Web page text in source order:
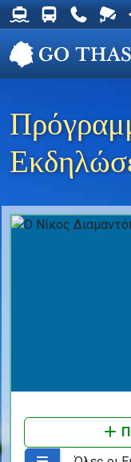
Δρομολόγια Φέρυ
Δρομολόγια
Χρήσιμα